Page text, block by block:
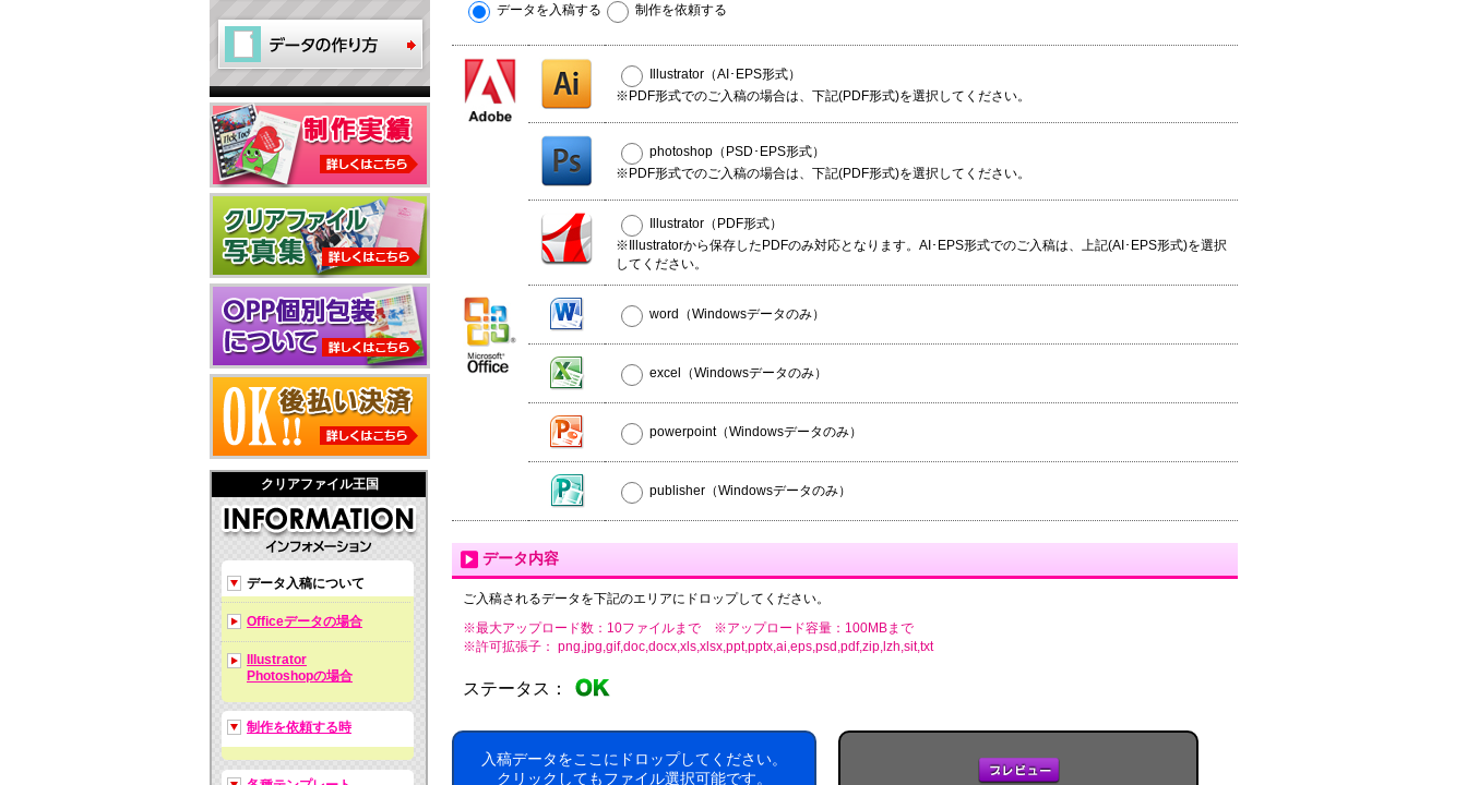
クリアファイル王国
データ入稿について
Officeデータの場合
Illustrator
Photoshopの場合
制作を依頼する時
データを入稿する 制作を依頼する
Illustrator（AI･EPS形式）
※PDF形式でのご入稿の場合は、下記(PDF形式)を選択してください。
photoshop（PSD･EPS形式）
※PDF形式でのご入稿の場合は、下記(PDF形式)を選択してください。
Illustrator（PDF形式）
※Illustratorから保存したPDFのみ対応となります。AI･EPS形式でのご入稿は、上記(AI･EPS形式)を選択
してください。
word（Windowsデータのみ）
excel（Windowsデータのみ）
powerpoint（Windowsデータのみ）
publisher（Windowsデータのみ）
データ内容
ご入稿されるデータを下記のエリアにドロップしてください。
※最大アップロード数：10ファイルまで ※アップロード容量：100MBまで
※許可拡張子： png,jpg,gif,doc,docx,xls,xlsx,ppt,pptx,ai,eps,psd,pdf,zip,lzh,sit,txt
ステータス：
入稿データをここにドロップしてください。
クリックしてもファイル選択可能です。